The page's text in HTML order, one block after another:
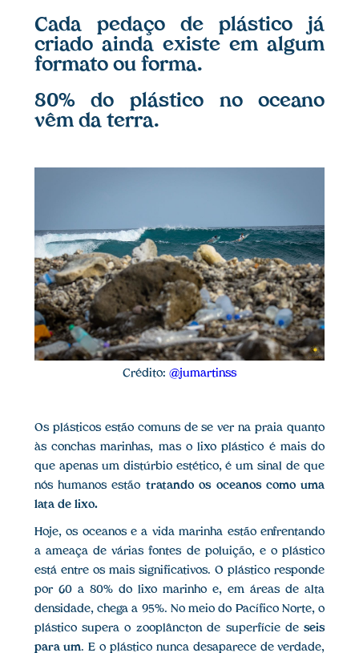
Cada pedaço de plástico já
criado ainda existe em algum
formato ou forma.
80% do plástico no oceano
vêm da terra.
Crédito: @jumartinss
Os plásticos estão comuns de se ver na praia quanto
às conchas marinhas, mas o lixo plástico é mais do
que apenas um distúrbio estético, é um sinal de que
nós humanos estão tratando os oceanos como uma
lata de lixo.
Hoje, os oceanos e a vida marinha estão enfrentando
a ameaça de várias fontes de poluição, e o plástico
está entre os mais significativos. O plástico responde
por 60 a 80% do lixo marinho e, em áreas de alta
densidade, chega a 95%. No meio do Pacífico Norte, o
plástico supera o zooplâncton de superfície deseis
para um. E o plástico nunca desaparece de verdade,